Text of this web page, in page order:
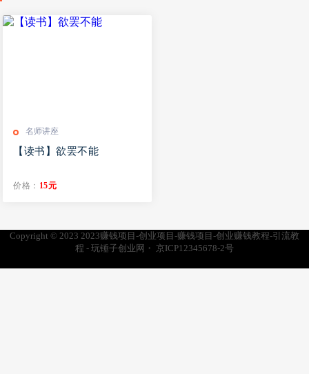
名师讲座
【读书】欲罢不能
价格： 15元
Copyright © 2023 2023赚钱项目-创业项目-赚钱项目-创业赚钱教程-引流教
程 - 玩锤子创业网 ・ 京ICP12345678-2号